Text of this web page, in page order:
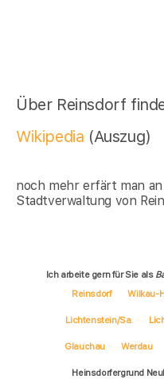
Über Reinsdorf
Wikipedia (Auszug)
noch mehr erfärt man
Stadtverwaltung von
Ich arbeite gern für Sie als
Reinsdorf
Wilkau-
Lichtenstein/Sa.
Glauchau Werdau
Heinsdorfergrund